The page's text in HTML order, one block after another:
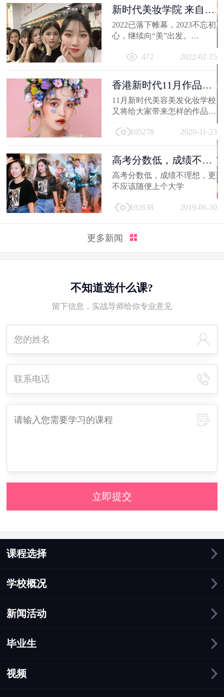
新时代美妆学院 来自
2022的回忆
2022已落下帷幕，2023不忘初
心，继续向“美”出发。
的小...
472 2022-02-15
香港新时代11月作品
选，惊艳潮流...
11月新时代美容美发化妆学校
又将给大家带来怎样的作品
吧。 105278 2020-11-23
高考分数低，成绩不理
想，更不应...
高考分数低，成绩不理想，更
不应该随便上个大学
102638 2019-06-30
更多新闻
不知道选什么课?
留下信息，实战导师给你专业意见
立即提交
课程选择
学校概况
新闻活动
毕业生
视频